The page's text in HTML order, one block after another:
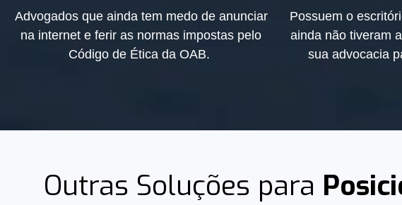
Advogados que ainda tem medo de anunciar
na internet e ferir as normas impostas pelo
Código de Ética da OAB.
Possuem o
ainda não tiveram
sua advocacia
Outras Soluções para